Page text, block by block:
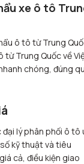
xe ô tô
ô tô từ Trung
từ Trung Quốc về
chóng, đúng
lý phân phối ô tô
kỹ thuật và tiêu
cả, điều kiện giao